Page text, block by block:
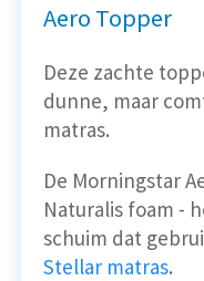
Aero Topper
Deze zachte
dunne, maar
matras.
De Morningstar
Naturalis foam -
schuim dat
Stellar matras.